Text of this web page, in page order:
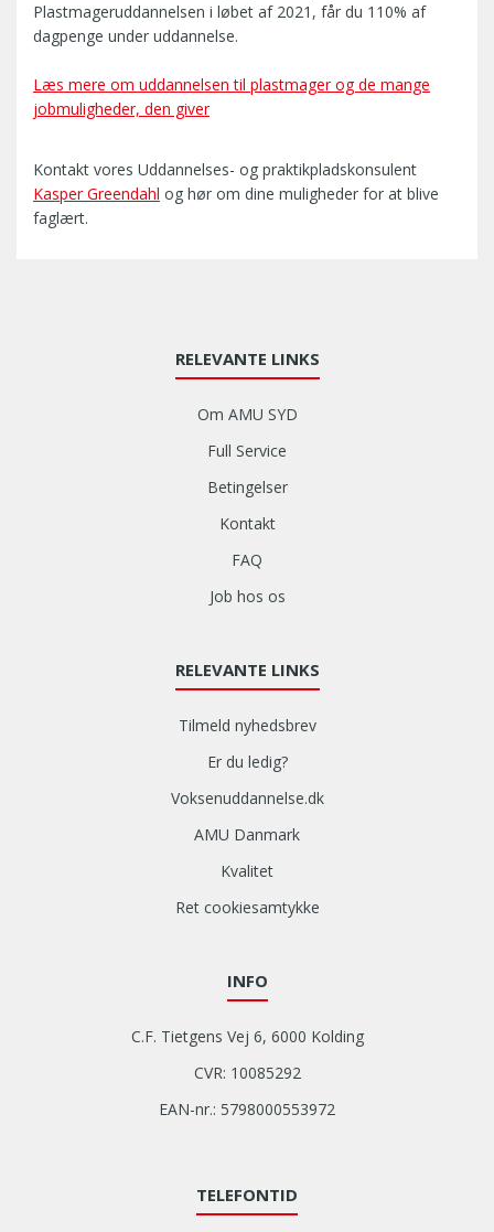
Plastmageruddannelsen i løbet af 2021, får du 110% af
dagpenge under uddannelse.
Læs mere om uddannelsen til plastmager og de mange
jobmuligheder, den giver
Kontakt vores Uddannelses- og praktikpladskonsulent
Kasper Greendahl og hør om dine muligheder for at blive
faglært.
RELEVANTE LINKS
Om AMU SYD
Full Service
Betingelser
Kontakt
FAQ
Job hos os
RELEVANTE LINKS
Tilmeld nyhedsbrev
Er du ledig?
Voksenuddannelse.dk
AMU Danmark
Kvalitet
Ret cookiesamtykke
INFO
C.F. Tietgens Vej 6, 6000 Kolding
CVR: 10085292
EAN-nr.: 5798000553972
TELEFONTID